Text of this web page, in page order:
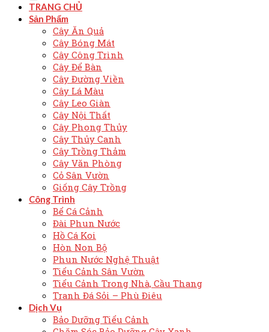
TRANG CHỦ
Sản Phẩm
Cây Ăn Quả
Cây Bóng Mát
Cây Công Trình
Cây Để Bàn
Cây Đường Viền
Cây Lá Màu
Cây Leo Giàn
Cây Nội Thất
Cây Phong Thủy
Cây Thủy Canh
Cây Trồng Thảm
Cây Văn Phòng
Cỏ Sân Vườn
Giống Cây Trồng
Công Trình
Bể Cá Cảnh
Đài Phun Nước
Hồ Cá Koi
Hòn Non Bộ
Phun Nước Nghệ Thuật
Tiểu Cảnh Sân Vườn
Tiểu Cảnh Trong Nhà, Cầu Thang
Tranh Đá Sỏi – Phù Điêu
Dịch Vụ
Bảo Dưỡng Tiểu Cảnh